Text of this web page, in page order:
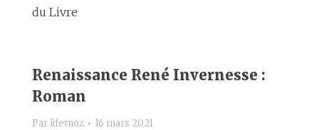
du Livre
Renaissance René Invernesse :
Roman
Par lifemoz 16 mars 2021